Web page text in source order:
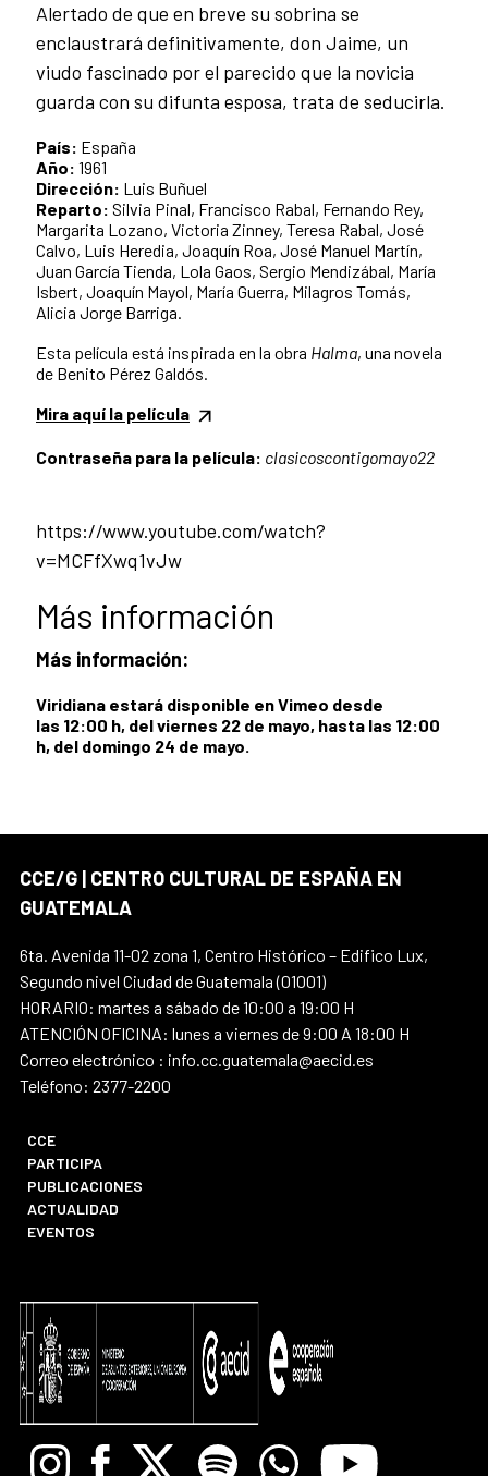
Alertado de que en breve su sobrina se
enclaustrará definitivamente, don Jaime, un
viudo fascinado por el parecido que la novicia
guarda con su difunta esposa, trata de seducirla.
País: España
Año: 1961
Dirección: Luis Buñuel
Reparto: Silvia Pinal, Francisco Rabal, Fernando Rey,
Margarita Lozano, Victoria Zinney, Teresa Rabal, José
Calvo, Luis Heredia, Joaquín Roa, José Manuel Martín,
Juan García Tienda, Lola Gaos, Sergio Mendizábal, María
Isbert, Joaquín Mayol, María Guerra, Milagros Tomás,
Alicia Jorge Barriga.
Esta película está inspirada en la obra Halma, una novela
de Benito Pérez Galdós.
Mira aquí la película
Contraseña para la película: clasicoscontigomayo22
https://www.youtube.com/watch?
v=MCFfXwq1vJw
Más información
Más información:
Viridiana estará disponible en Vimeo desde
las 12:00 h, del viernes 22 de mayo, hasta las 12:00
h, del domingo 24 de mayo.
CCE/G | CENTRO CULTURAL DE ESPAÑA EN
GUATEMALA
6ta. Avenida 11-02 zona 1, Centro Histórico – Edifico Lux,
Segundo nivel Ciudad de Guatemala (01001)
HORARIO: martes a sábado de 10:00 a 19:00 H
ATENCIÓN OFICINA: lunes a viernes de 9:00 A 18:00 H
Correo electrónico : info.cc.guatemala@aecid.es
Teléfono: 2377-2200
CCE
PARTICIPA
PUBLICACIONES
ACTUALIDAD
EVENTOS
InstagramFacebook
X Spotify WhatsappYoutube